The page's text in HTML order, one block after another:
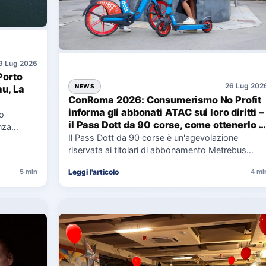
Lug 2026
La
5 min
NEWS 26 Lug
ConRoma 2026: Consumerismo No Profit
informa gli abbonati ATAC sui loro diritti –
il Pass Dott da 90 corse, come ottenerlo e
cosa spetta in caso di disservizi
Il Pass Dott da 90 corse è un'agevolazione
riservata ai titolari di abbonamento Metrebus
Leggi l'articolo 4